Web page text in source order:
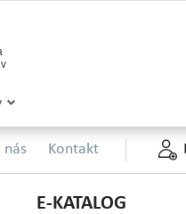
nás Kontakt
E-KATALOG